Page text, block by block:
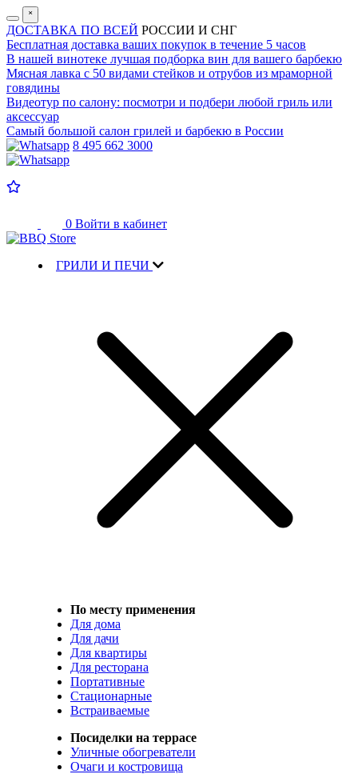
˟
ДОСТАВКА ПО ВСЕЙ РОССИИ И СНГ
Бесплатная доставка ваших покупок в течение 5 часов
В нашей винотеке лучшая подборка вин для вашего барбекю
Мясная лавка с 50 видами стейков и отрубов из мраморной
говядины
Видеотур по салону: посмотри и подбери любой гриль или
аксессуар
Самый большой салон грилей и барбекю в России
8 495 662 3000
0 Войти в кабинет
ГРИЛИ И ПЕЧИ
По месту применения
Для дома
Для дачи
Для квартиры
Для ресторана
Портативные
Стационарные
Встраиваемые
Посиделки на террасе
Уличные обогреватели
Очаги и костровища